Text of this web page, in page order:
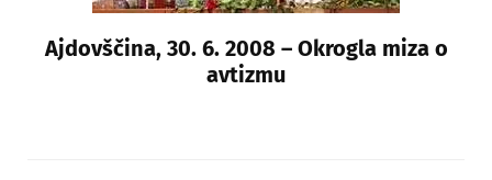
Ajdovščina, 30. 6. 2008 – Okrogla miza o
avtizmu